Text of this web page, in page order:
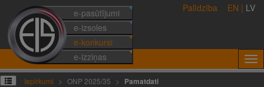
e-pasūtījumi
e-izsoles
e-konkursi
e-izziņas
Palīdzība EN | LV
Iepirkumi ONP 2025/35 Pamatdati